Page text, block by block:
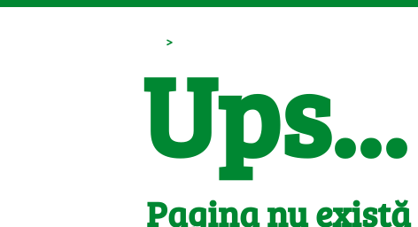
>
Ups...
Pagina nu există